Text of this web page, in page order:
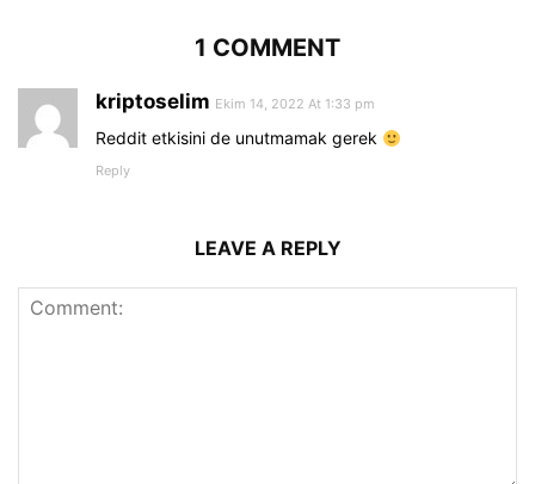
1 COMMENT
kriptoselim Ekim 14, 2022 At 1:33 pm
Reddit etkisini de unutmamak gerek
Reply
LEAVE A REPLY